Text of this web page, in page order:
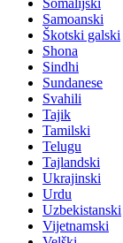
Somalijski
Samoanski
Škotski galski
Shona
Sindhi
Sundanese
Svahili
Tajik
Tamilski
Telugu
Tajlandski
Ukrajinski
Urdu
Uzbekistanski
Vijetnamski